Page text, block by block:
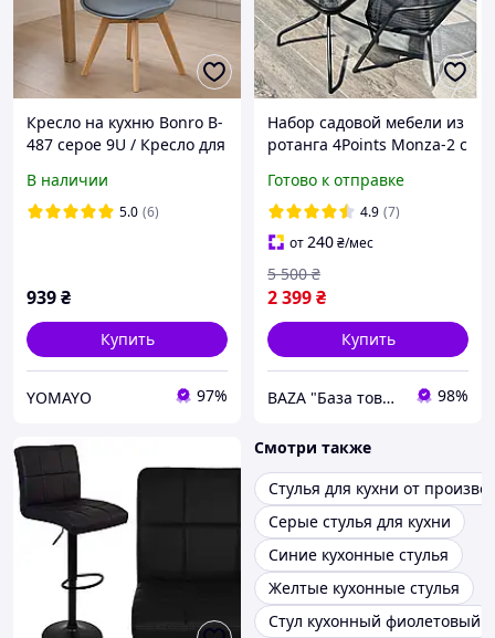
Кресло на кухню Bonro B-
487 серое 9U / Кресло для
офиса, стул для работы и
отдыха
В наличии
5.0 (6)
939₴
Купить
YOMAYO 97%
Набор садовой мебели из
ротанга 4Points Monza-2 с
двумя стульями на дачу
для кафе террасы
Готово к отправке
4.9 (7)
от240₴/мес
2 399₴
5 500 ₴
Купить
BAZA "База товарів з Європи" 98%
Смотри также
Стулья для кухни от
Серые стулья для кухни
Синие кухонные стулья
Желтые кухонные стулья
Стул кухонный фиолетовый